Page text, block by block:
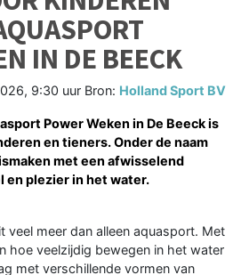
IN DE BEECK
9:30 uur Bron: Holland Sport BV
Power Weken in De Beeck is
en tieners. Onder de naam
met een afwisselend
en plezier in het water.
veel meer dan alleen aquasport. Met
hoe veelzijdig bewegen in het water
met verschillende vormen van